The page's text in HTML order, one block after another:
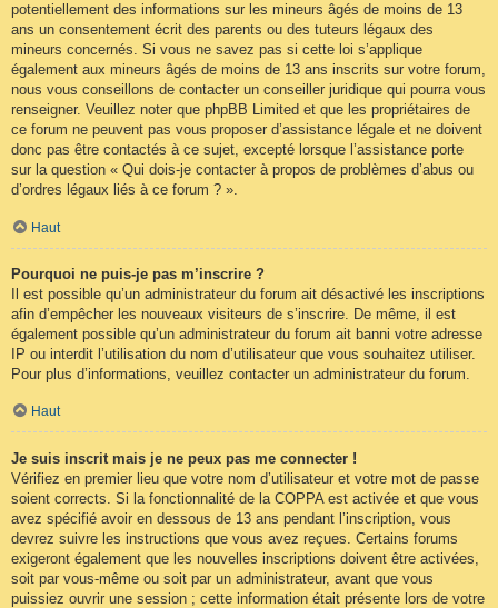
potentiellement des informations sur les mineurs âgés de moins de 13
ans un consentement écrit des parents ou des tuteurs légaux des
mineurs concernés. Si vous ne savez pas si cette loi s’applique
également aux mineurs âgés de moins de 13 ans inscrits sur votre forum,
nous vous conseillons de contacter un conseiller juridique qui pourra vous
renseigner. Veuillez noter que phpBB Limited et que les propriétaires de
ce forum ne peuvent pas vous proposer d’assistance légale et ne doivent
donc pas être contactés à ce sujet, excepté lorsque l’assistance porte
sur la question « Qui dois-je contacter à propos de problèmes d’abus ou
d’ordres légaux liés à ce forum ? ».
Haut
Pourquoi ne puis-je pas m’inscrire ?
Il est possible qu’un administrateur du forum ait désactivé les inscriptions
afin d’empêcher les nouveaux visiteurs de s’inscrire. De même, il est
également possible qu’un administrateur du forum ait banni votre adresse
IP ou interdit l’utilisation du nom d’utilisateur que vous souhaitez utiliser.
Pour plus d’informations, veuillez contacter un administrateur du forum.
Haut
Je suis inscrit mais je ne peux pas me connecter !
Vérifiez en premier lieu que votre nom d’utilisateur et votre mot de passe
soient corrects. Si la fonctionnalité de la COPPA est activée et que vous
avez spécifié avoir en dessous de 13 ans pendant l’inscription, vous
devrez suivre les instructions que vous avez reçues. Certains forums
exigeront également que les nouvelles inscriptions doivent être activées,
soit par vous-même ou soit par un administrateur, avant que vous
puissiez ouvrir une session ; cette information était présente lors de votre